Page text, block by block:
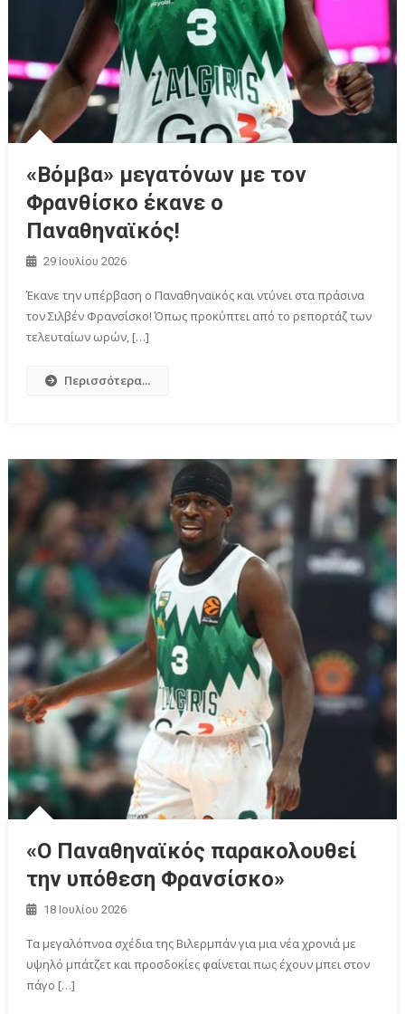
«Βόμβα» μεγατόνων με τον
Φρανθίσκο έκανε ο
Παναθηναϊκός!
29 Ιουλίου 2026
Έκανε την υπέρβαση ο Παναθηναϊκός και ντύνει στα πράσινα
τον Σιλβέν Φρανσίσκο! Όπως προκύπτει από το ρεπορτάζ των
τελευταίων ωρών, […]
Περισσότερα...
«Ο Παναθηναϊκός παρακολουθεί
την υπόθεση Φρανσίσκο»
18 Ιουλίου 2026
Τα μεγαλόπνοα σχέδια της Βιλερμπάν για μια νέα χρονιά με
υψηλό μπάτζετ και προσδοκίες φαίνεται πως έχουν μπει στον
πάγο […]